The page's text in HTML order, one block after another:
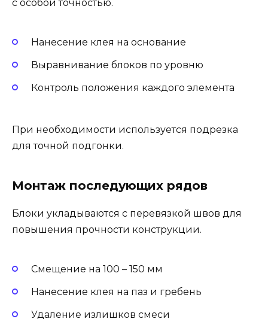
с особой точностью.
Нанесение клея на основание
Выравнивание блоков по уровню
Контроль положения каждого элемента
При необходимости используется подрезка
для точной подгонки.
Монтаж последующих рядов
Блоки укладываются с перевязкой швов для
повышения прочности конструкции.
Смещение на 100 – 150 мм
Нанесение клея на паз и гребень
Удаление излишков смеси